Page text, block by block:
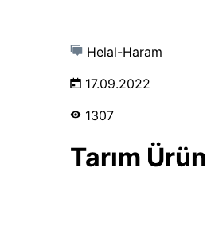
Helal-Haram
17.09.2022
1307
Tarım